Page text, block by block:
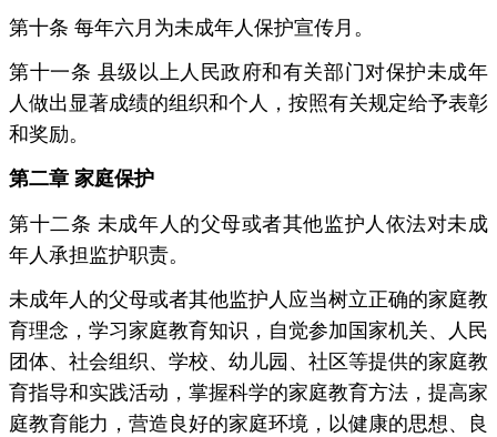
第十条 每年六月为未成年人保护宣传月。
第十一条 县级以上人民政府和有关部门对保护未成年
人做出显著成绩的组织和个人，按照有关规定给予表彰
和奖励。
第二章 家庭保护
第十二条 未成年人的父母或者其他监护人依法对未成
年人承担监护职责。
未成年人的父母或者其他监护人应当树立正确的家庭教
育理念，学习家庭教育知识，自觉参加国家机关、人民
团体、社会组织、学校、幼儿园、社区等提供的家庭教
育指导和实践活动，掌握科学的家庭教育方法，提高家
庭教育能力，营造良好的家庭环境，以健康的思想、良